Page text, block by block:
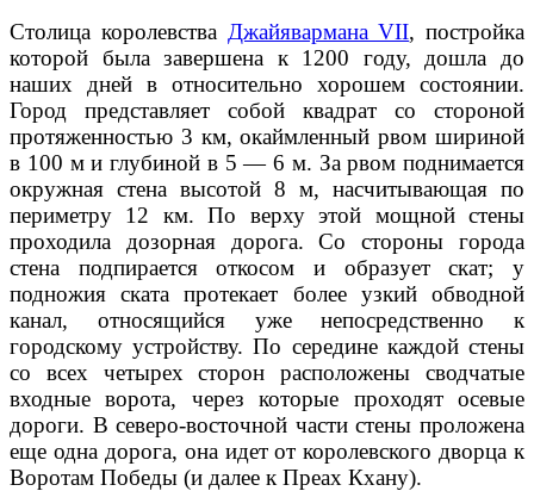
Столица королевства Джайявармана VII, постройка
которой была завершена к 1200 году, дошла до
наших дней в относительно хорошем состоянии.
Город представляет собой квадрат со стороной
протяженностью 3 км, окаймленный рвом шириной
в 100 м и глубиной в 5 — 6 м. За рвом поднимается
окружная стена высотой 8 м, насчитывающая по
периметру 12 км. По верху этой мощной стены
проходила дозорная дорога. Со стороны города
стена подпирается откосом и образует скат; у
подножия ската протекает более узкий обводной
канал, относящийся уже непосредственно к
городскому устройству. По середине каждой стены
со всех четырех сторон расположены сводчатые
входные ворота, через которые проходят осевые
дороги. В северо-восточной части стены проложена
еще одна дорога, она идет от королевского дворца к
Воротам Победы (и далее к Преах Кхану).